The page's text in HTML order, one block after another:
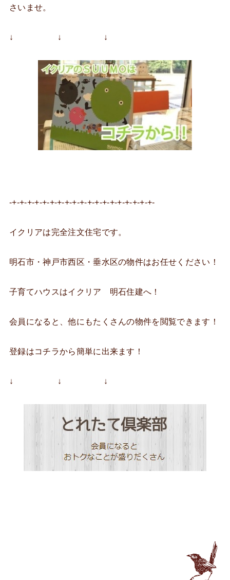
さいませ。
↓ ↓ ↓
-+-+-+-+-+-+-+-+-+-+-+-+-+-+-+-+-+-+-+-
イクリアは完全注文住宅です。
明石市・神戸市西区・垂水区の物件はお任せください！
子育てハウスはイクリア 明石住建へ！
会員になると、他にもたくさんの物件を閲覧できます！
登録はコチラから簡単に出来ます！
↓ ↓ ↓